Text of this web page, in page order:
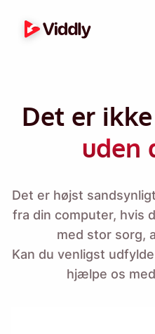
Det er
uden
Det er højst
fra din computer, hvis
med stor sorg,
Kan du venligst
hjælpe os